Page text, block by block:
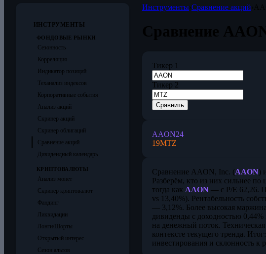
ИНСТРУМЕНТЫ
ФОНДОВЫЕ РЫНКИ
Сезонность
Корреляция
Индикатор позиций
Теханализ индексов
Корпоративные события
Анализ акций
Скринер акций
Скринер облигаций
Сравнение акций
Дивидендный календарь
КРИПТОВАЛЮТЫ
Анализ монет
Скринер криптовалют
Фандинг
Ликвидации
Лонги/Шорты
Открытый интерес
Сезон альтов
Инструменты› Сравнение акций
Тикер 1
Тикер 2
Сравнить
AAON24
19MTZ
Сравнение AAON, Inc. (AAON)
Разберём, кто из них сильнее
тогда как AAON— с P/E 62,26.
vs 13,40%). Рентабельность
— 3,12%. Более высокая
дивиденды с доходностью 0,44%
на денежный поток. Техническая
контексте текущего тренда.
инвестирования и склонность к